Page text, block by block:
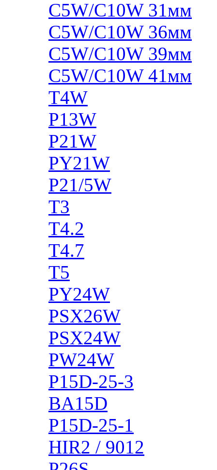
C5W/C10W 31мм
C5W/C10W 36мм
C5W/C10W 39мм
C5W/C10W 41мм
T4W
P13W
P21W
PY21W
P21/5W
T3
T4.2
T4.7
T5
PY24W
PSX26W
PSX24W
PW24W
P15D-25-3
BA15D
P15D-25-1
HIR2 / 9012